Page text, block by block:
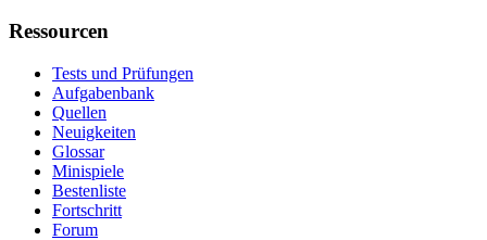
Ressourcen
Tests und Prüfungen
Aufgabenbank
Quellen
Neuigkeiten
Glossar
Minispiele
Bestenliste
Fortschritt
Forum